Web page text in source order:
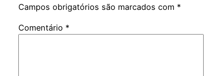
Campos obrigatórios são marcados com *
Comentário *